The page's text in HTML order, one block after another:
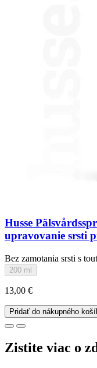
Husse
upravovanie srsti
Bez zamotania srsti s
200 ml
13,00 €
Pridať do nákupného
Zistite viac o